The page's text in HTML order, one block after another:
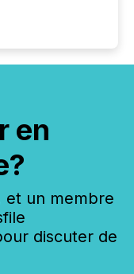
en
et un membre
discuter de